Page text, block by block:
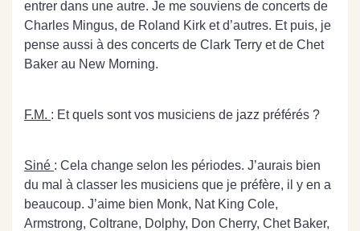
entrer dans une autre. Je me souviens de concerts de
Charles Mingus, de Roland Kirk et d’autres. Et puis, je
pense aussi à des concerts de Clark Terry et de Chet
Baker au New Morning.
F.M. : Et quels sont vos musiciens de jazz préférés ?
Siné : Cela change selon les périodes. J’aurais bien
du mal à classer les musiciens que je préfère, il y en a
beaucoup. J’aime bien Monk, Nat King Cole,
Armstrong, Coltrane, Dolphy, Don Cherry, Chet Baker,